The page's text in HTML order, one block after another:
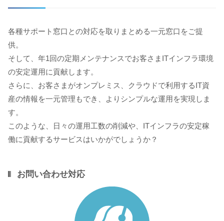
各種サポート窓口との対応を取りまとめる一元窓口をご提
供。
そして、年1回の定期メンテナンスでお客さまITインフラ環境
の安定運用に貢献します。
さらに、お客さまがオンプレミス、クラウドで利用するIT資
産の情報を一元管理もでき、よりシンプルな運用を実現しま
す。
このような、日々の運用工数の削減や、ITインフラの安定稼
働に貢献するサービスはいかがでしょうか？
お問い合わせ対応